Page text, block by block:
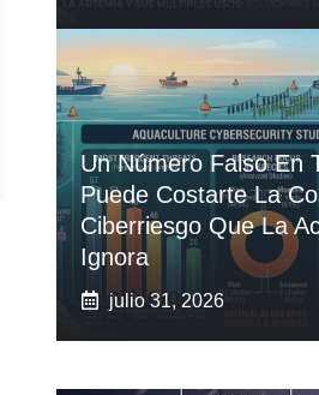
Un Número Falso En
Puede Costarte La
Ciberriesgo Que La
Ignora
julio 31, 2026